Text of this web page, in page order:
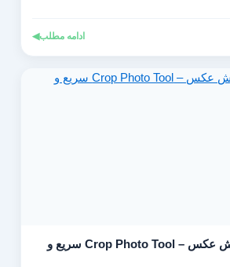
ادامه مطلب◀
نرم‌افزار رایگان برش عکس – Crop Photo Tool سریع و